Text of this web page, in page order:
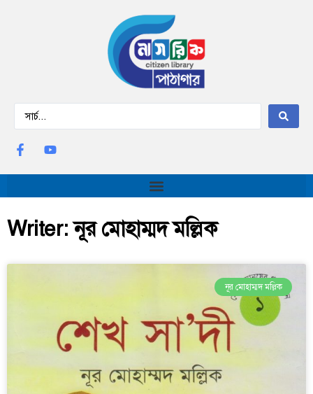
Writer: নূর মোহাম্মদ মল্লিক
নূর মোহাম্মদ মল্লিক